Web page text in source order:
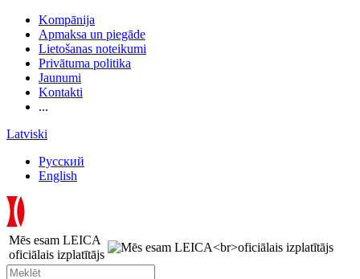
Kompānija
Apmaksa un piegāde
Lietošanas noteikumi
Privātuma politika
Jaunumi
Kontakti
...
Latviski
Русский
English
Mēs esam LEICA
oficiālais izplatītājs